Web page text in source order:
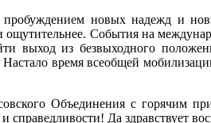
про­буждением новых надежд и
События на
выход из безвыходного
время всеобщей
Объединения с горячим
Да здравствует